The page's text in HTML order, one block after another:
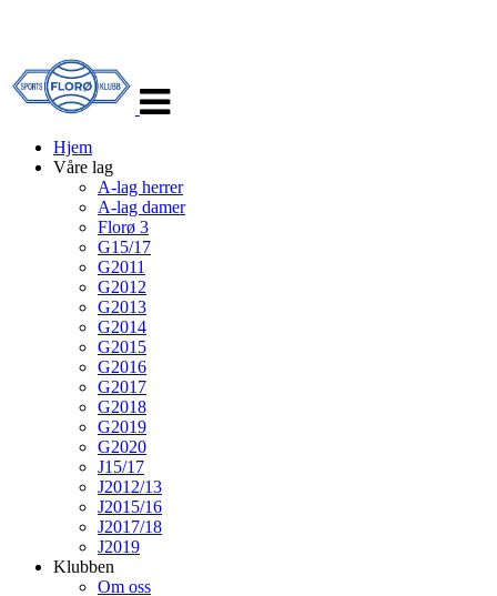
navigasjon
Hjem
Våre lag
A-lag herrer
A-lag damer
Florø 3
G15/17
G2011
G2012
G2013
G2014
G2015
G2016
G2017
G2018
G2019
G2020
J15/17
J2012/13
J2015/16
J2017/18
J2019
Klubben
Om oss